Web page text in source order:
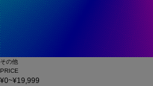
その他
PRICE
¥0~¥19,999